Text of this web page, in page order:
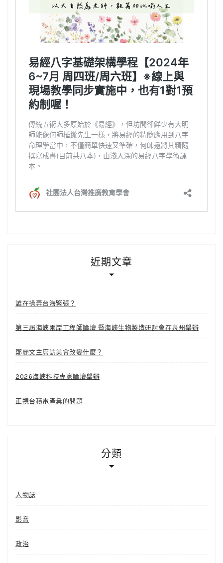
近期文章
誰在操弄台海緊張？
第三屆海峽兩岸工程師論壇 暨海峽生物製造研討會在泉州舉辦
鄭麗文主席訪美會改變什麼？
2026海峽科技專家論壇舉辦
正視台積電產業的問題
分類
人物誌
影音
政治